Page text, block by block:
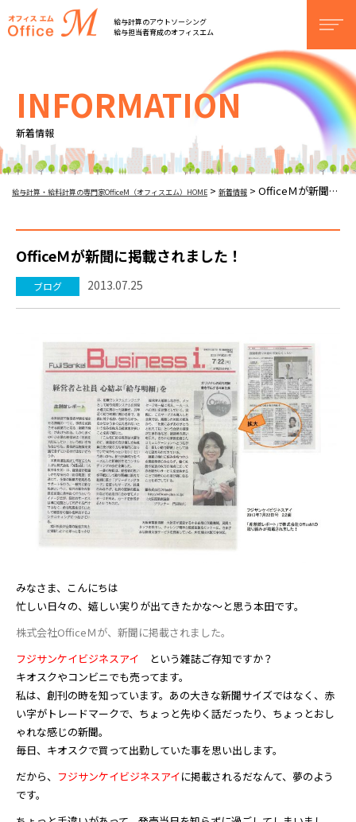
オフィスM
給与計算のアウトソーシング
給与担当者育成のオフィスエム
INFORMATION
新着情報
給与計算・給料計算の専門家OfficeM（オフィスエム）HOME > 新着情報 > OfficeＭが新聞に掲載されました！
OfficeＭが新聞に掲載されました！
ブログ 2013.07.25
みなさま、こんにちは
忙しい日々の、嬉しい実りが出てきたかな～と思う本田です。
株式会社OfficeＭが、新聞に掲載されました。
フジサンケイビジネスアイ という雑誌ご存知ですか？
キオスクやコンビニでも売ってます。
私は、創刊の時を知っています。あの大きな新聞サイズではなく、赤
い字がトレードマークで、ちょっと先ゆく話だったり、ちょっとおし
ゃれな感じの新聞。
毎日、キオスクで買って出勤していた事を思い出します。
だから、 フジサンケイビジネスアイに掲載されるだなんて、夢のよう
です。